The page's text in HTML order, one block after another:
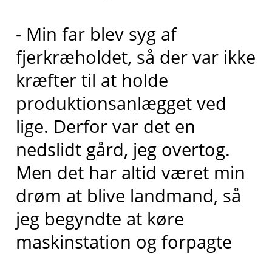
- Min far blev syg af
fjerkræholdet, så der var ikke
kræfter til at holde
produktionsanlægget ved
lige. Derfor var det en
nedslidt gård, jeg overtog.
Men det har altid været min
drøm at blive landmand, så
jeg begyndte at køre
maskinstation og forpagte